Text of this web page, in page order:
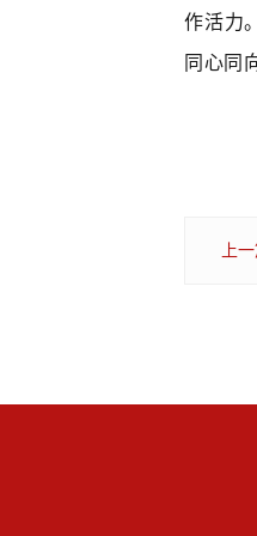
作活力
同心同
上